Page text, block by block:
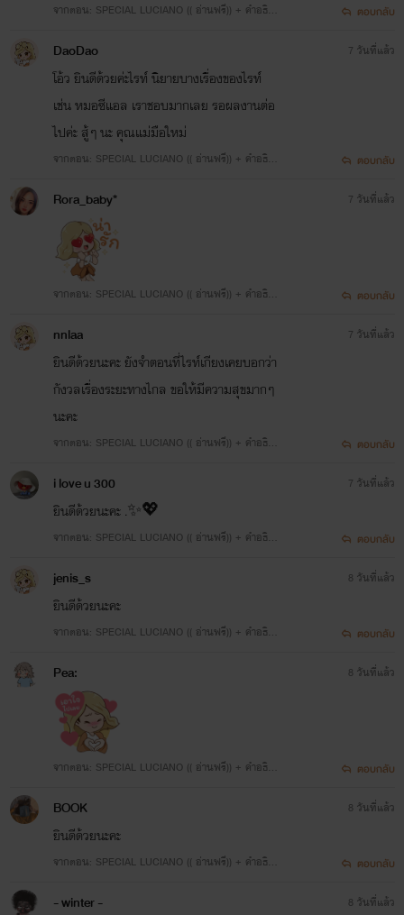
จากตอน: SPECIAL LUCIANO (( อ่านฟรี)) + คำอธิบ
ตอบกลับ
DaoDao
โอ้ว ยินดีด้วยค่ะไรท์ นิยายบางเรื่องของไรท์
เช่น หมอซีแอล เราชอบมากเลย รอผลงานต่อ
ไปค่ะ สู้ๆ นะ คุณแม่มือใหม่
จากตอน: SPECIAL LUCIANO (( อ่านฟรี)) + คำอธิบ
7 วันที่แล้ว
ตอบกลับ
Rora_baby*
จากตอน: SPECIAL LUCIANO (( อ่านฟรี)) + คำอธิบ
7 วันที่แล้ว
ตอบกลับ
nnlaa
ยินดีด้วยนะคะ ยังจำตอนที่ไรท์เกียงเคยบอกว่า
กังวลเรื่องระยะทางไกล ขอให้มีความสุขมากๆ
นะคะ
จากตอน: SPECIAL LUCIANO (( อ่านฟรี)) + คำอธิบ
7 วันที่แล้ว
ตอบกลับ
i love u 300
ยินดีด้วยนะคะ .✨💖
จากตอน: SPECIAL LUCIANO (( อ่านฟรี)) + คำอธิบ
7 วันที่แล้ว
ตอบกลับ
jenis_s
ยินดีด้วยนะคะ
จากตอน: SPECIAL LUCIANO (( อ่านฟรี)) + คำอธิบ
8 วันที่แล้ว
ตอบกลับ
Pea:
จากตอน: SPECIAL LUCIANO (( อ่านฟรี)) + คำอธิบ
8 วันที่แล้ว
ตอบกลับ
BOOK
ยินดีด้วยนะคะ
จากตอน: SPECIAL LUCIANO (( อ่านฟรี)) + คำอธิบ
8 วันที่แล้ว
ตอบกลับ
- winter - 8 วันที่แล้ว